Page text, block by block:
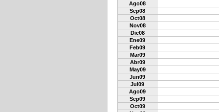
Ago08
Sep08
Oct08
Nov08
Dic08
Ene09
Feb09
Mar09
Abr09
May09
Jun09
Jul09
Ago09
Sep09
Oct09